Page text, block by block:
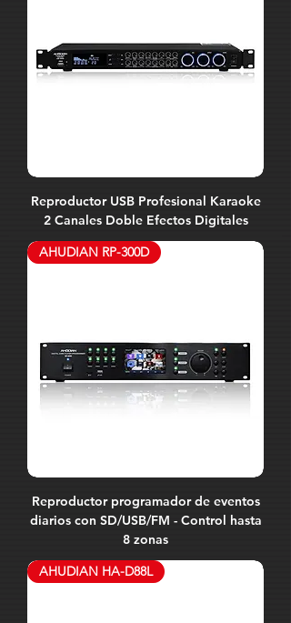
Reproductor USB Profesional Karaoke
2 Canales Doble Efectos Digitales
AHUDIAN RP-300D
Reproductor programador de eventos
diarios con SD/USB/FM - Control hasta
8 zonas
AHUDIAN HA-D88L